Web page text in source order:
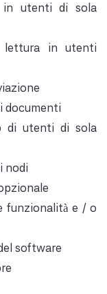
in utenti di sola
lettura in utenti
documenti
di utenti di sola
nodi
funzionalità e / o
software